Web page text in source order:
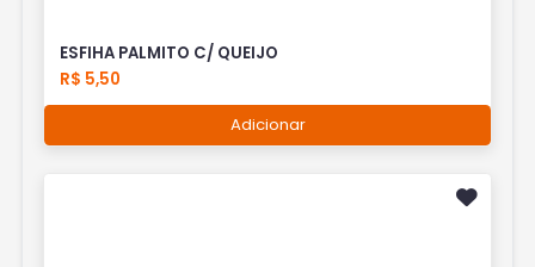
ESFIHA PALMITO C/ QUEIJO
R$ 5,50
Adicionar